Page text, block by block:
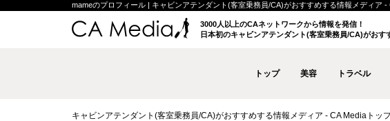
mameのプロフィール | キャビンアテンダント(客室乗務員/CA)がおすすめする情報メディア -
3000人以上のCAネットワークから情報を発信！
日本初のキャビンアテンダント(客室乗務員/CA)がおす
トップ 美容 トラベル
キャビンアテンダント(客室乗務員/CA)がおすすめする情報メディア - CA Mediaトッ